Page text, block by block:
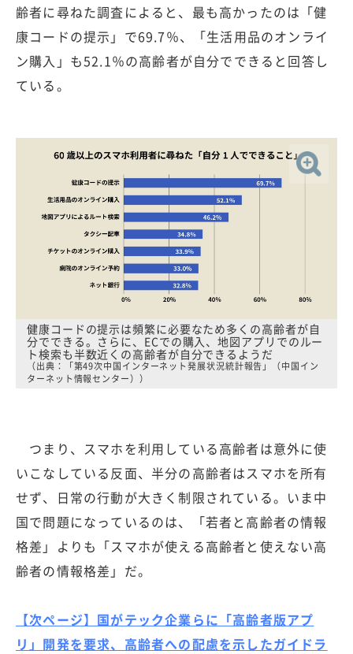
齢者に尋ねた調査によると、最も高かったのは「健
康コードの提示」で69.7％、「生活用品のオンライ
ン購入」も52.1％の高齢者が自分でできると回答し
ている。
健康コードの提示は頻繁に必要なため多くの高齢者が自
分でできる。さらに、ECでの購入、地図アプリでのルー
ト検索も半数近くの高齢者が自分できるようだ
（出典：「第49次中国インターネット発展状況統計報告」（中国イン
ターネット情報センター））
つまり、スマホを利用している高齢者は意外に使
いこなしている反面、半分の高齢者はスマホを所有
せず、日常の行動が大きく制限されている。いま中
国で問題になっているのは、「若者と高齢者の情報
格差」よりも「スマホが使える高齢者と使えない高
齢者の情報格差」だ。
【次ページ】国がテック企業らに「高齢者版アプ
リ」開発を要求、高齢者への配慮を示したガイドラ